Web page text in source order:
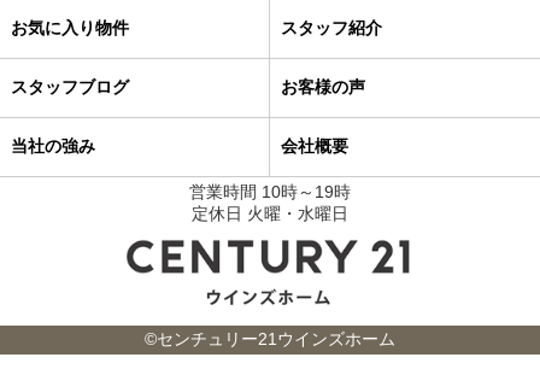
お気に入り物件 スタッフ紹介
スタッフブログ お客様の声
当社の強み 会社概要
営業時間 10時～19時
定休日 火曜・水曜日
©センチュリー21ウインズホーム